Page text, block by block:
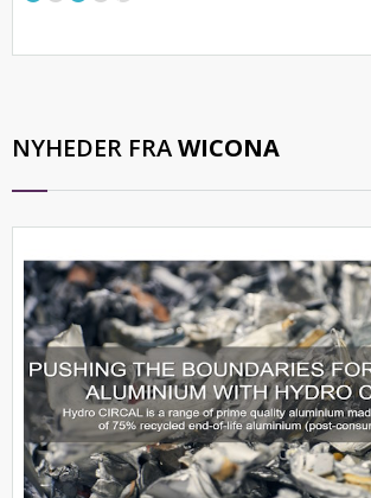
NYHEDER FRAWICONA